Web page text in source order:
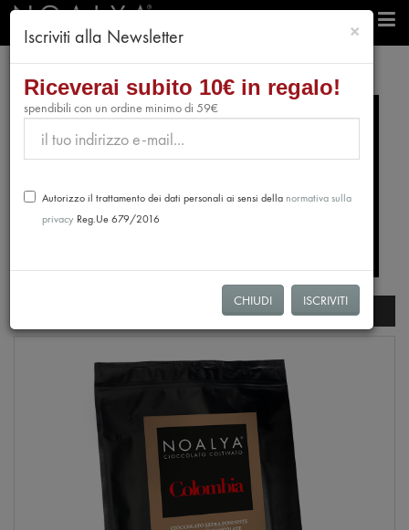
Filtri di ricerca
× chiudi
Iscriviti alla Newsletter
Riceverai subito 10€ in regalo!
spendibili con un ordine minimo di 59€
Autorizzo il trattamento dei dati personali ai sensi dellanormativa sulla
privacy Reg.Ue 679/2016
CHIUDI ISCRIVITI